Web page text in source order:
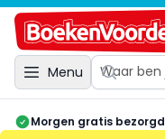
Menu
Morgen gratis bezorgd